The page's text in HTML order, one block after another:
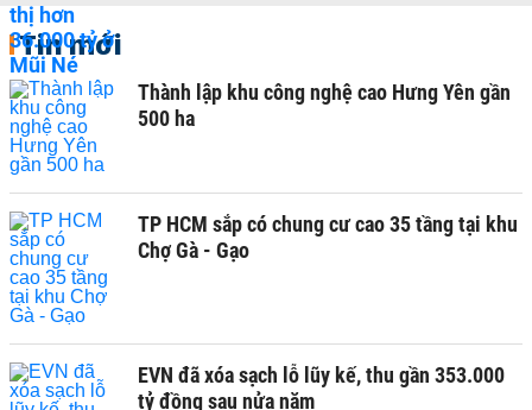
Tin mới
Thành lập khu công nghệ cao Hưng Yên gần
500 ha
TP HCM sắp có chung cư cao 35 tầng tại khu
Chợ Gà - Gạo
EVN đã xóa sạch lỗ lũy kế, thu gần 353.000
tỷ đồng sau nửa năm